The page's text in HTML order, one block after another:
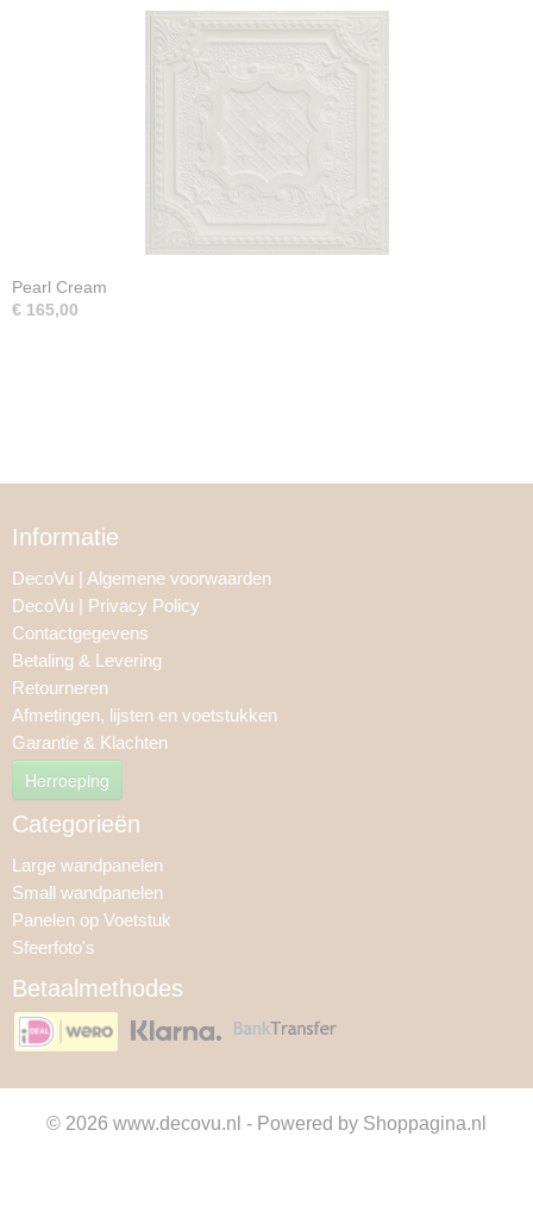
Pearl Cream
€ 165,00
Informatie
DecoVu | Algemene voorwaarden
DecoVu | Privacy Policy
Contactgegevens
Betaling & Levering
Retourneren
Afmetingen, lijsten en voetstukken
Garantie & Klachten
Herroeping
Categorieën
Large wandpanelen
Small wandpanelen
Panelen op Voetstuk
Sfeerfoto's
Betaalmethodes
© 2026 www.decovu.nl - Powered by Shoppagina.nl